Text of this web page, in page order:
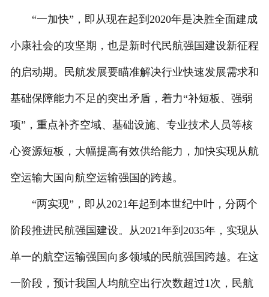
“一加快”，即从现在起到2020年是决胜全面建成
小康社会的攻坚期，也是新时代民航强国建设新征程
的启动期。民航发展要瞄准解决行业快速发展需求和
基础保障能力不足的突出矛盾，着力“补短板、强弱
项”，重点补齐空域、基础设施、专业技术人员等核
心资源短板，大幅提高有效供给能力，加快实现从航
空运输大国向航空运输强国的跨越。
“两实现”，即从2021年起到本世纪中叶，分两个
阶段推进民航强国建设。从2021年到2035年，实现从
单一的航空运输强国向多领域的民航强国跨越。在这
一阶段，预计我国人均航空出行次数超过1次，民航